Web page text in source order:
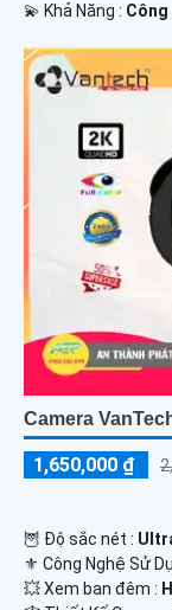
️💫 Khả Năng : Công
Camera
1,650,000 ₫
🦉 Độ sắc nét :
⚜️ Công Nghệ Sử
💥 Xem ban đêm :